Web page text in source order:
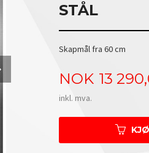
Utstyr på bilde; skjærefjel og 2
STÅL
Skapmål fra 60 cm
Pris
NOK 13
inkl. mva.